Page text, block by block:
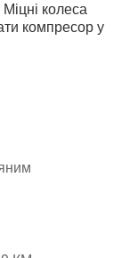
колеса
компресор у